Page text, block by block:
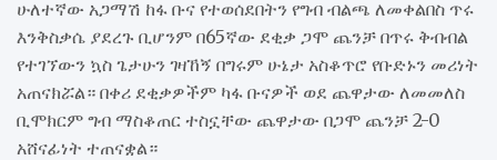
ሁለተኛው አጋማሽ ከፋ ቡና የተወሰደበትን የግብ ብልጫ ለመቀልበስ ጥሩ
እንቅስቃሴ ያደረጉ ቢሆንም በ65ኛው ደቂቃ ጋሞ ጨንቻ በጥሩ ቅብብል
የተገኘውን ኳስ ጌታሁን ገዛኸኝ በግሩም ሁኔታ አስቆጥሮ የቡድኑን መሪነት
አጠናክሯል። በቀሪ ደቂቃዎችም ካፋ ቡናዎች ወደ ጨዋታው ለመመለስ
ቢሞክርም ግብ ማስቆጠር ተስኗቸው ጨዋታው በጋሞ ጨንቻ 2-0
አሸናፊነት ተጠናቋል።